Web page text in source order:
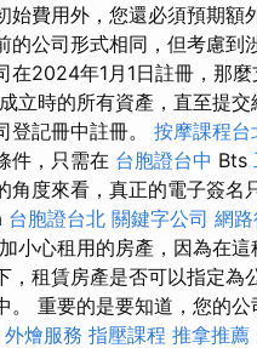
始費用外，您還必須預期額
的公司形式相同，但考慮
在2024年1月1日註冊，那
立時的所有資產，直至提交
登記冊中註冊。 按摩課程台
件，只需在 台胞證台中 Bts
角度來看，真正的電子簽名
台胞證台北 關鍵字公司 網
小心租用的房產，因為在
，租賃房產是否可以指定
重要的是要知道，您的公
外燴服務 指壓課程 推拿推薦